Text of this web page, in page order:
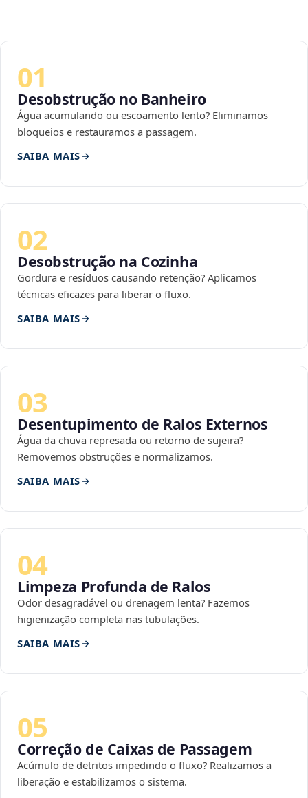
01
Desobstrução no Banheiro
Água acumulando ou escoamento lento? Eliminamos
bloqueios e restauramos a passagem.
SAIBA MAIS
02
Desobstrução na Cozinha
Gordura e resíduos causando retenção? Aplicamos
técnicas eficazes para liberar o fluxo.
SAIBA MAIS
03
Desentupimento de Ralos Externos
Água da chuva represada ou retorno de sujeira?
Removemos obstruções e normalizamos.
SAIBA MAIS
04
Limpeza Profunda de Ralos
Odor desagradável ou drenagem lenta? Fazemos
higienização completa nas tubulações.
SAIBA MAIS
05
Correção de Caixas de Passagem
Acúmulo de detritos impedindo o fluxo? Realizamos a
liberação e estabilizamos o sistema.